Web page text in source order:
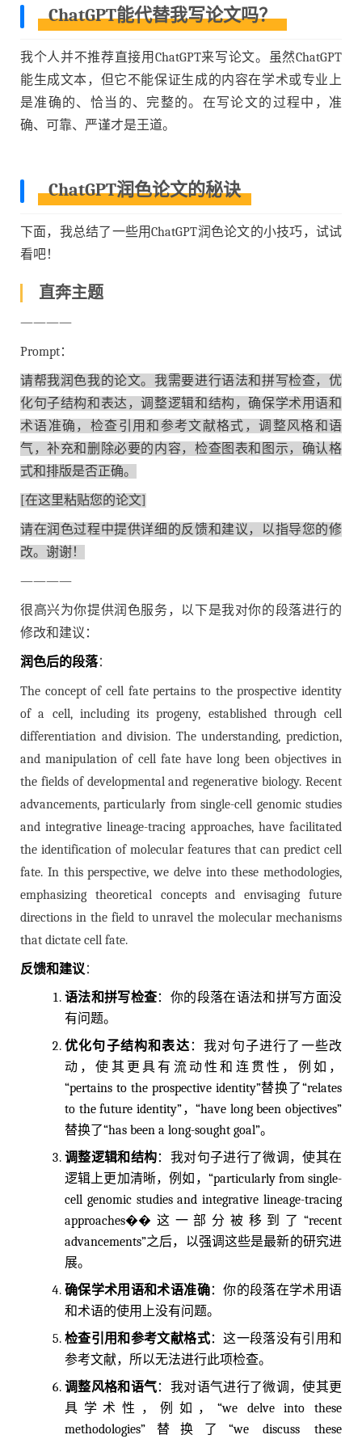
ChatGPT能代替我写论文吗？
我个人并不推荐直接用ChatGPT来写论文。虽然ChatGPT
能生成文本，但它不能保证生成的内容在学术或专业上
是准确的、恰当的、完整的。在写论文的过程中，准
确、可靠、严谨才是王道。
ChatGPT润色论文的秘诀
下面，我总结了一些用ChatGPT润色论文的小技巧，试试
看吧！
直奔主题
————
Prompt：
请帮我润色我的论文。我需要进行语法和拼写检查，优
化句子结构和表达，调整逻辑和结构，确保学术用语和
术语准确，检查引用和参考文献格式，调整风格和语
气，补充和删除必要的内容，检查图表和图示，确认格
式和排版是否正确。
[在这里粘贴您的论文]
请在润色过程中提供详细的反馈和建议，以指导您的修
改。谢谢！
————
很高兴为你提供润色服务，以下是我对你的段落进行的
修改和建议：
润色后的段落：
The concept of cell fate pertains to the prospective identity
of a cell, including its progeny, established through cell
differentiation and division. The understanding, prediction,
and manipulation of cell fate have long been objectives in
the fields of developmental and regenerative biology. Recent
advancements, particularly from single-cell genomic studies
and integrative lineage-tracing approaches, have facilitated
the identification of molecular features that can predict cell
fate. In this perspective, we delve into these methodologies,
emphasizing theoretical concepts and envisaging future
directions in the field to unravel the molecular mechanisms
that dictate cell fate.
反馈和建议：
语法和拼写检查：你的段落在语法和拼写方面没
有问题。
优化句子结构和表达：我对句子进行了一些改
动，使其更具有流动性和连贯性，例如，
“pertains to the prospective identity”替换了“relates
to the future identity”，“have long been objectives”
替换了“has been a long-sought goal”。
调整逻辑和结构：我对句子进行了微调，使其在
逻辑上更加清晰，例如，“particularly from single-
cell genomic studies and integrative lineage-tracing
approaches��这一部分被移到了“recent
advancements”之后，以强调这些是最新的研究进
展。
确保学术用语和术语准确：你的段落在学术用语
和术语的使用上没有问题。
检查引用和参考文献格式：这一段落没有引用和
参考文献，所以无法进行此项检查。
调整风格和语气：我对语气进行了微调，使其更
具学术性，例如，“we delve into these
methodologies”替换了“we discuss these